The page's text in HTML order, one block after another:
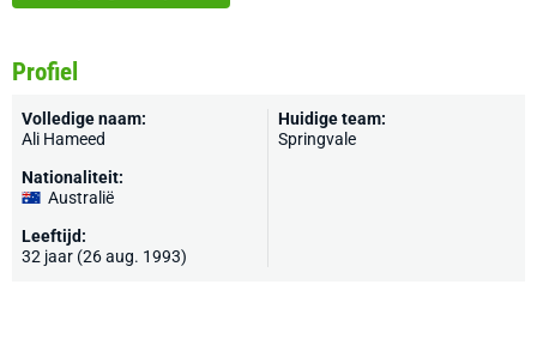
Profiel
Volledige naam:
Ali Hameed
Nationaliteit:
Australië
Leeftijd:
32 jaar (26 aug. 1993)
Huidige team:
Springvale